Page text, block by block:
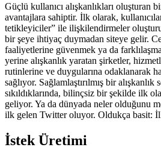
Güçlü kullanıcı alışkanlıkları oluşturan
avantajlara sahiptir. İlk olarak,
tetikleyiciler” ile ilişkilendirmeler
bir şeye ihtiyaç duymadan siteye gelir.
faaliyetlerine güvenmek ya da
yerine alışkanlık yaratan şirketler,
rutinlerine ve duygularına odaklanarak
sağlıyor. Sağlamlaştırılmış bir
sıkıldıklarında, bilinçsiz bir şekilde ilk
geliyor. Ya da dünyada neler olduğunu
ilk gelen Twitter oluyor. Oldukça basit:
İstek Üretimi